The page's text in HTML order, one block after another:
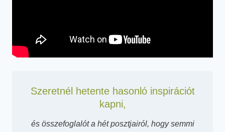
Szeretnél hetente hasonló inspirációt
kapni,
és összefoglalót a hét posztjairól, hogy semmi